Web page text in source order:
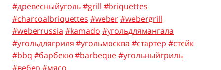
#древесныйуголь#grill #briquettes
#charcoalbriquettes #weber#webergrill
#weberrussia #kamado #угольдлямангала
#угольдлягриля #угольмосква #стартер #стейк
#bbq #барбекю#barbeque#угольныйгриль
#вебер #мясо